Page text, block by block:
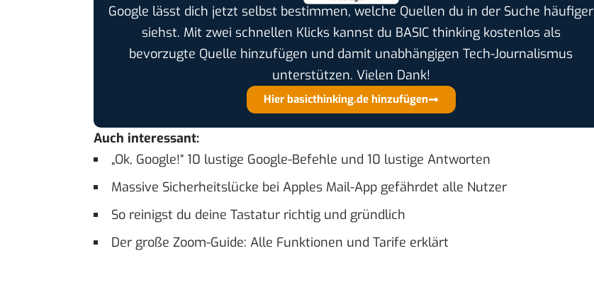
Google lässt dich jetzt selbst bestimmen, welche Quellen du in der Suche häufiger
siehst. Mit zwei schnellen Klicks kannst du BASIC thinking kostenlos als
bevorzugte Quelle hinzufügen und damit unabhängigen Tech-Journalismus
unterstützen. Vielen Dank!
Hier basicthinking.de hinzufügen
Auch interessant:
„Ok, Google!“ 10 lustige Google-Befehle und 10 lustige Antworten
Massive Sicherheitslücke bei Apples Mail-App gefährdet alle Nutzer
So reinigst du deine Tastatur richtig und gründlich
Der große Zoom-Guide: Alle Funktionen und Tarife erklärt